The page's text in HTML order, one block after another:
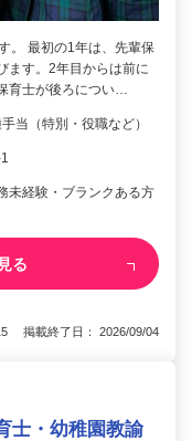
。 最初の1年は、先輩保
ます。2年目からは前に
育士が後ろについ…
当（特別・役職など）
未経験・ブランクある方
る
掲載終了日： 2026/09/04
士・幼稚園教諭